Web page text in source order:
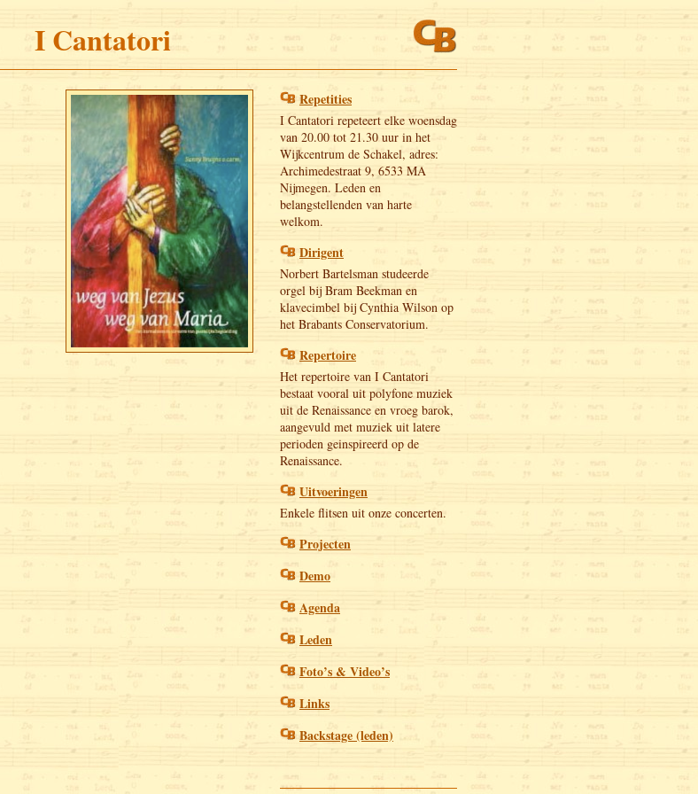
I Cantatori
Repetities
I Cantatori repeteert elke woensdag
van 20.00 tot 21.30 uur in het
Wijkcentrum de Schakel, adres:
Archimedestraat 9, 6533 MA
Nijmegen. Leden en
belangstellenden van harte
welkom.
Dirigent
Norbert Bartelsman studeerde
orgel bij Bram Beekman en
klavecimbel bij Cynthia Wilson op
het Brabants Conservatorium.
Repertoire
Het repertoire van I Cantatori
bestaat vooral uit polyfone muziek
uit de Renaissance en vroeg barok,
aangevuld met muziek uit latere
perioden geinspireerd op de
Renaissance.
Uitvoeringen
Enkele flitsen uit onze concerten.
Projecten
Demo
Agenda
Leden
Foto’s & Video’s
Links
Backstage (leden)